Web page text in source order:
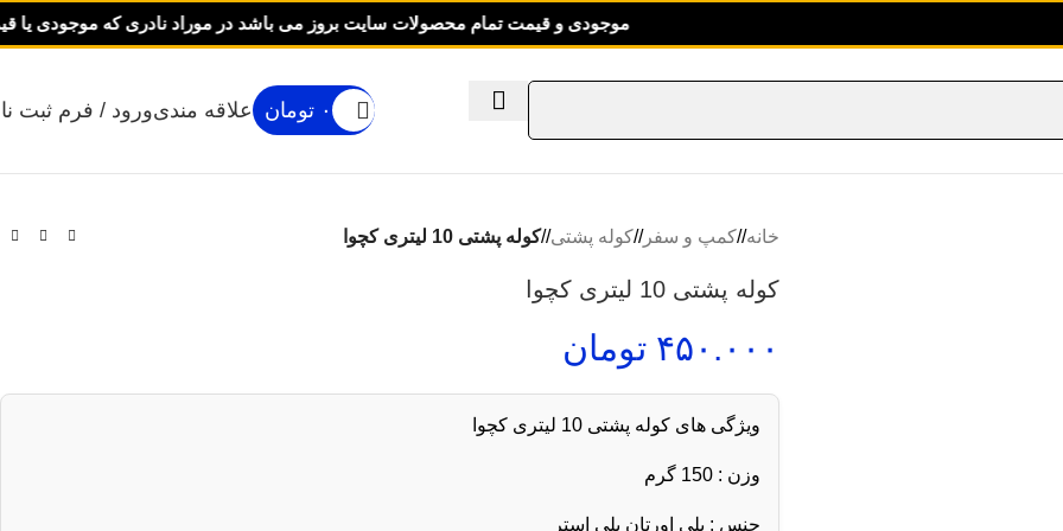
موجودی و قیمت تمام محصولات سایت بروز می باشد در موراد نادری که موجودی یا قیمت
۰ تومان علاقه مندیورود / فرم ثبت
خانه/ کمپ و سفر/ کوله پشتی/ کوله پشتی 10 لیتری کچوا
کوله پشتی 10 لیتری کچوا
۴۵۰.۰۰۰ تومان
ویژگی های کوله پشتی 10 لیتری کچوا
وزن : 150 گرم
جنس : پلی اورتان پلی استر